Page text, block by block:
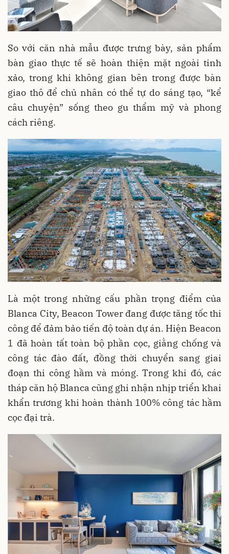
So với căn nhà mẫu được trưng bày, sản phẩm
bàn giao thực tế sẽ hoàn thiện mặt ngoài tinh
xảo, trong khi không gian bên trong được bàn
giao thô để chủ nhân có thể tự do sáng tạo, “kể
câu chuyện” sống theo gu thẩm mỹ và phong
cách riêng.
Là một trong những cấu phần trọng điểm của
Blanca City, Beacon Tower đang được tăng tốc thi
công để đảm bảo tiến độ toàn dự án. Hiện Beacon
1 đã hoàn tất toàn bộ phần cọc, giằng chống và
công tác đào đất, đồng thời chuyển sang giai
đoạn thi công hầm và móng. Trong khi đó, các
tháp căn hộ Blanca cũng ghi nhận nhịp triển khai
khẩn trương khi hoàn thành 100% công tác hầm
cọc đại trà.